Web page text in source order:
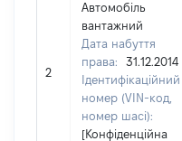
2
Автомобіль
вантажний
Дата набуття
права:
31.12.2014
Ідентифікаційний
номер (VIN-код,
номер шасі):
[Конфіденційна